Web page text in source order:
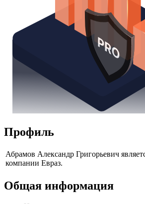
Профиль
Абрамов Александр Григорьевич
компании Евраз.
Общая информация